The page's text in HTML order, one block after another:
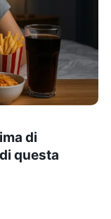
di
questa